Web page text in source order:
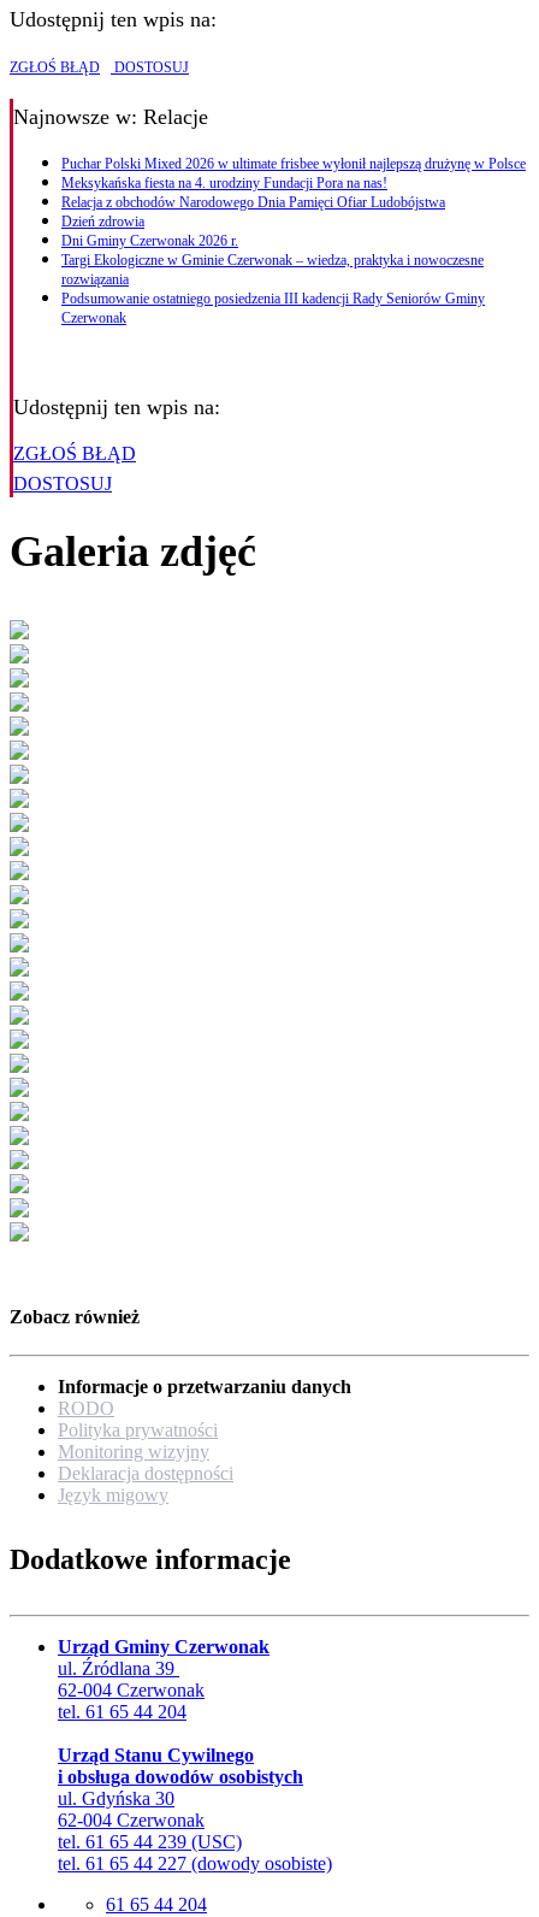
Udostępnij ten wpis na:
ZGŁOŚ BŁĄD DOSTOSUJ
Najnowsze w: Relacje
Puchar Polski Mixed 2026 w ultimate frisbee wyłonił najlepszą drużynę w Polsce
Meksykańska fiesta na 4. urodziny Fundacji Pora na nas!
Relacja z obchodów Narodowego Dnia Pamięci Ofiar Ludobójstwa
Dzień zdrowia
Dni Gminy Czerwonak 2026 r.
Targi Ekologiczne w Gminie Czerwonak – wiedza, praktyka i nowoczesne
rozwiązania
Podsumowanie ostatniego posiedzenia III kadencji Rady Seniorów Gminy
Czerwonak
Udostępnij ten wpis na:
ZGŁOŚ BŁĄD
DOSTOSUJ
Galeria zdjęć
Zobacz również
Informacje o przetwarzaniu danych
RODO
Polityka prywatności
Monitoring wizyjny
Deklaracja dostępności
Język migowy
Dodatkowe informacje
Urząd Gminy Czerwonak
ul. Źródlana 39
62-004 Czerwonak
tel. 61 65 44 204
Urząd Stanu Cywilnego
i obsługa dowodów osobistych
ul. Gdyńska 30
62-004 Czerwonak
tel. 61 65 44 239 (USC)
tel. 61 65 44 227 (dowody osobiste)
61 65 44 204